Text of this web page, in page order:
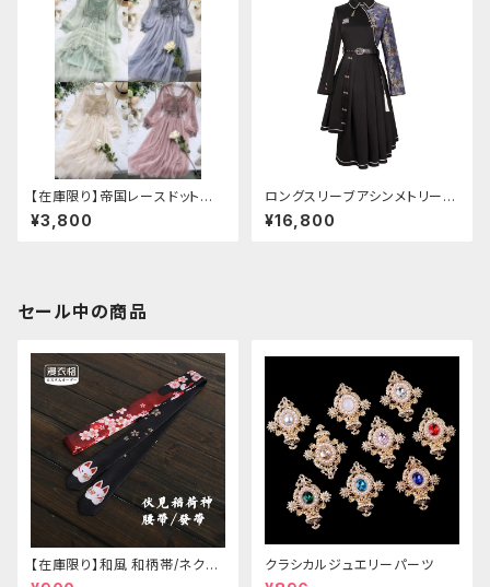
【在庫限り】帝国レースドットワ
ンピース
¥3,800
ロングスリーブアシンメトリーチ
ャイナドレス
¥16,800
セール中の商品
【在庫限り】和風 和柄帯/ネクタ
イ/リボン（狐面/金魚
クラシカルジュエリーパーツ